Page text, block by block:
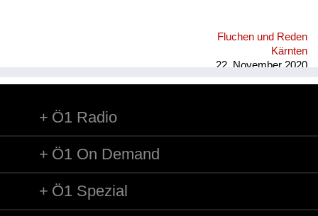
Fluchen und Reden
Kärnten
22. November 2020
Ö1 Radio
Ö1 On Demand
Ö1 Spezial